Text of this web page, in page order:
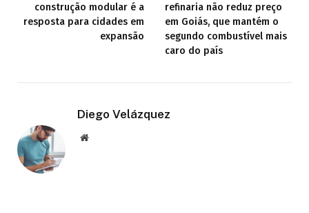
construção modular é a
resposta para cidades em
expansão
refinaria não reduz preço
em Goiás, que mantém o
segundo combustível mais
caro do país
Diego Velázquez
Website